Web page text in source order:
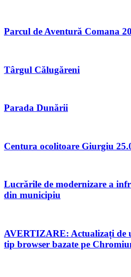
Parcul de Aventură Comana
Târgul Călugăreni
Parada Dunării
Centura ocolitoare Giurgiu
Lucrările de modernizare a
din municipiu
AVERTIZARE: Actualizați de
tip browser bazate pe